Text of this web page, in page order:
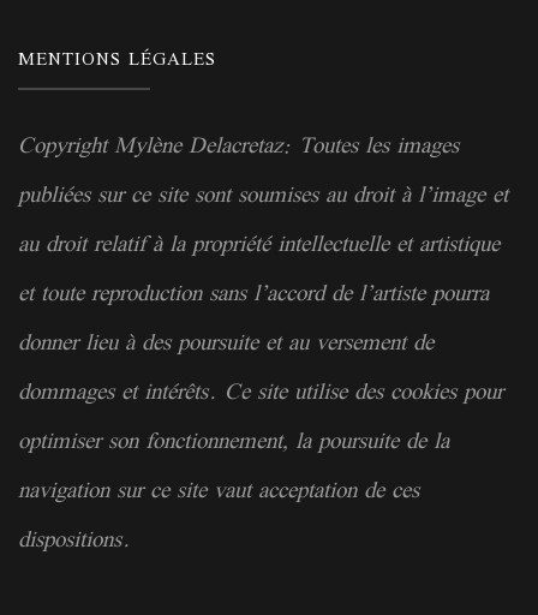
MENTIONS LÉGALES
Copyright Mylène Delacretaz: Toutes les images
publiées sur ce site sont soumises au droit à l’image et
au droit relatif à lapropriétéintellectuelle et artistique
et toute reproduction sans l’accord de l’artiste pourra
donner lieu à des poursuite et au versement de
dommages et intérêts. Ce site utilise des cookies pour
optimiser son fonctionnement, la poursuite de la
navigation sur ce site vaut acceptation de ces
dispositions.